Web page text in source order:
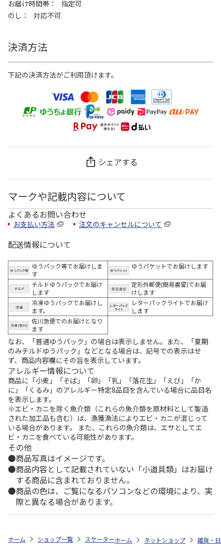
お届け時間帯
指定可
のし
対応不可
決済方法
下記の決済方法がご利用頂けます。
シェアする
マークや記載内容について
よくあるお問い合わせ
お支払い方法 注文のキャンセルについて
配送情報について
ゆうパック等でお届けしま
す
ゆうパケットでお届けします
チルドゆうパックでお届け
します
定形外郵便(簡易書留)でお届
けします
冷凍ゆうパックでお届けし
ます。
レターパックライトでお届け
します
佐川急便でのお届けとなり
ます
なお、「普通ゆうパック」の場合は表示しません。また、「夏期
のみチルドゆうパック」などとなる場合は、記号での表示はせ
ず、商品内容欄にその旨を表示しています。
アレルギー情報について
商品に「小麦」「そば」「卵」「乳」「落花生」「えび」「か
に」「くるみ」のアレルギー特定8品目を含んでいる場合に品目名
を表示します。
※エビ・カニを除く魚介類（これらの魚介類を原材料として製造
された加工品も含む）は、漁獲漁法によりエビ・カニが混じって
いる場合があります。 また、これらの魚介類は、エサとしてエ
ビ・カニを食べている可能性があります。
その他
商品写真はイメージです。
商品内容として記載されていない「小道具類」はお届け
する商品に含まれておりません。
商品の色は、ご覧になるパソコンなどの環境により、実
際と異なる場合があります。
ホーム ショップ一覧 スケーター 抗菌音のならない箸・箸箱セット
ホーム ネットショップ 雑貨・